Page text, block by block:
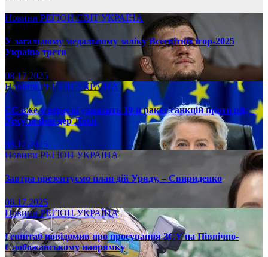
Новини РЕГІОНСВІТ УКРАЇНА
У загальному медальному заліку Всесвітніх ігор-2025
Україна третя
08.17.2025
НовиниРЕГІОН УКРАЇНА
ЄС вже у вересні ухвалить 19-й ракет санкцій проти рф, –
Урсула фон дер Ляєн
08.17.2025
Новини РЕГІОН УКРАЇНА
Завтра презентуємо план дій Уряду, – Свириденко
08.17.2025
НовиниРЕГІОНУКРАЇНА
Генштаб повідомив про просування ЗСУ на Північно-
Слобожанському напрямку